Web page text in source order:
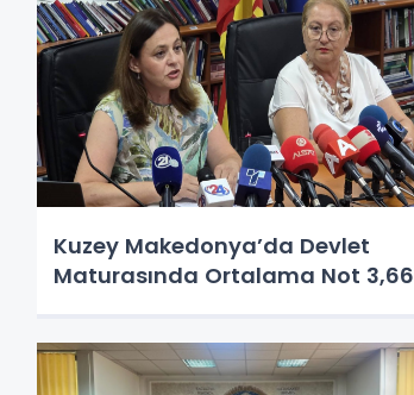
Kuzey Makedonya’da Devlet
Maturasında Ortalama Not 3,66